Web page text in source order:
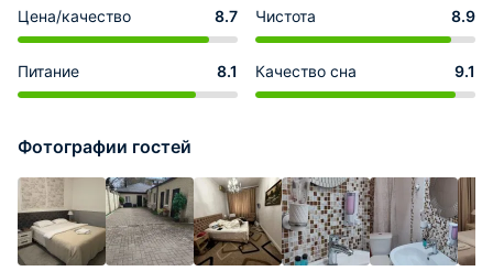
Цена/качество 8.7 Чистота 8.9
Питание 8.1 Качество сна 9.1
Фотографии гостей